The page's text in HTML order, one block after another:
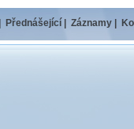
Přednášející Záznamy